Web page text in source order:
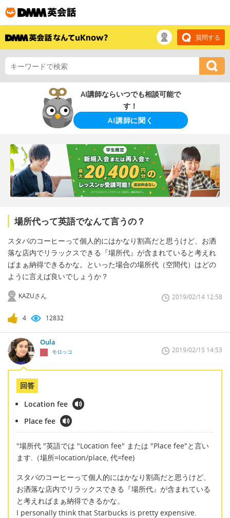
質問する
AI講師ならいつでも相談可能で
す！
AI講師に聞く
場所代って英語でなんて言うの？
スタバのコーヒーって個人的にはかなり割高だと思うけど、お洒
落な店内でリラックスできる『場所代』が含まれていると考えれ
ばまぁ納得できるかな。といった場合の場所代（空間代）はどの
ように言えば良いでしょうか？
KAZUさん 2019/02/14 12:58
4 12832
Oula
モロッコ 2019/02/15 14:53
回答
Location fee
Place fee
"場所代 "英語では "Location fee" または "Place fee"と言い
ます.（場所=location/place, 代=fee)
スタバのコーヒーって個人的にはかなり割高だと思うけど、
お洒落な店内でリラックスできる『場所代』が含まれている
と考えればまぁ納得できるかな。
I personally think that Starbucks is pretty expensive.